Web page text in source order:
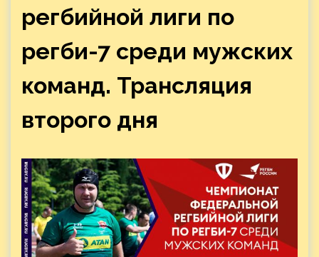
регбийной лиги по
регби-7 среди мужских
команд. Трансляция
второго дня